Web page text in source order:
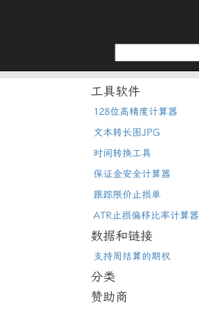
工具软件
128位高精度计算器
文本转长图JPG
时间转换工具
保证金安全计算器
跟踪限价止损单
ATR止损偏移比率计算器
数据和链接
支持周结算的期权
分类
赞助商